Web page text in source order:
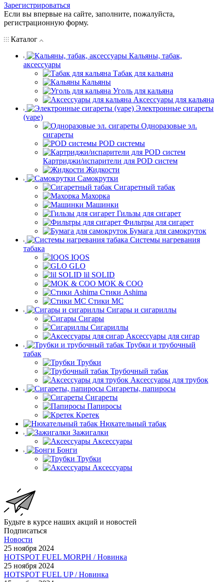
Зарегистрироваться
Если вы впервые на сайте, заполните, пожалуйста,
регистрационную форму.
Каталог
Кальяны, табак,
аксессуары
Табак для кальяна
Кальяны
Уголь для кальяна
Аксессуары для кальяна
Электронные сигареты
(vape)
Одноразовые эл.
сигареты
POD системы
Картриджи/испарители для POD систем
Жидкости
Самокрутки
Сигаретный табак
Махорка
Машинки
Гильзы для сигарет
Фильтры для сигарет
Бумага для самокруток
Системы нагревания
табака
IQOS
GLO
lil SOLID
MOK & COO
Стики Ashima
Стики MC
Сигары и сигариллы
Сигары
Сигариллы
Аксессуары для сигар
Трубки и трубочный
табак
Трубки
Трубочный табак
Аксессуары для трубок
Сигареты, папиросы
Сигареты
Папиросы
Кретек
Нюхательный табак
Зажигалки
Аксессуары
Бонги
Трубки
Аксессуары
Будьте в курсе наших акций и новостей
Подписаться
Новости
25 ноября 2024
HOTSPOT FUEL MORPH / Новинка
25 ноября 2024
HOTSPOT FUEL UP / Новинка